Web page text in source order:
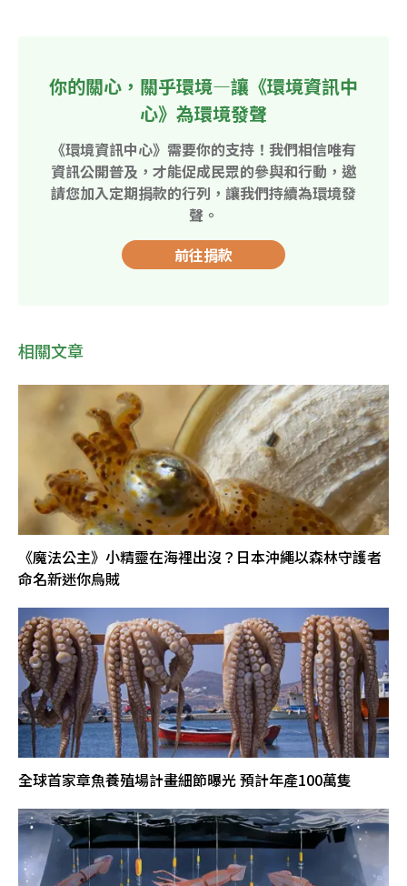
你的關心，關乎環境—讓《環境資訊中
心》為環境發聲
《環境資訊中心》需要你的支持！我們相信唯有
資訊公開普及，才能促成民眾的參與和行動，邀
請您加入定期捐款的行列，讓我們持續為環境發
聲。
前往捐款
相關文章
《魔法公主》小精靈在海裡出沒？日本沖繩以森林守護者
命名新迷你烏賊
全球首家章魚養殖場計畫細節曝光 預計年產100萬隻